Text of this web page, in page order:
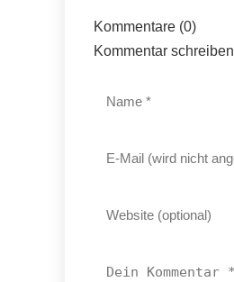
Kommentare (0)
Kommentar schreiben